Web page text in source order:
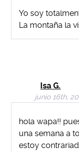
Yo soy
La montaña la
Isa G.
junio 16th,
hola wapa!!
una semana a
estoy